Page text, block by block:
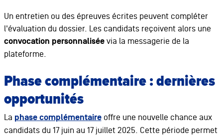
Un entretien ou des épreuves écrites peuvent compléter
l'évaluation du dossier. Les candidats reçoivent alors une
convocation personnaliséevia la messagerie de la
plateforme.
Phase complémentaire : dernières
opportunités
La phase complémentaireoffre une nouvelle chance aux
candidats du 17 juin au 17 juillet 2025. Cette période permet